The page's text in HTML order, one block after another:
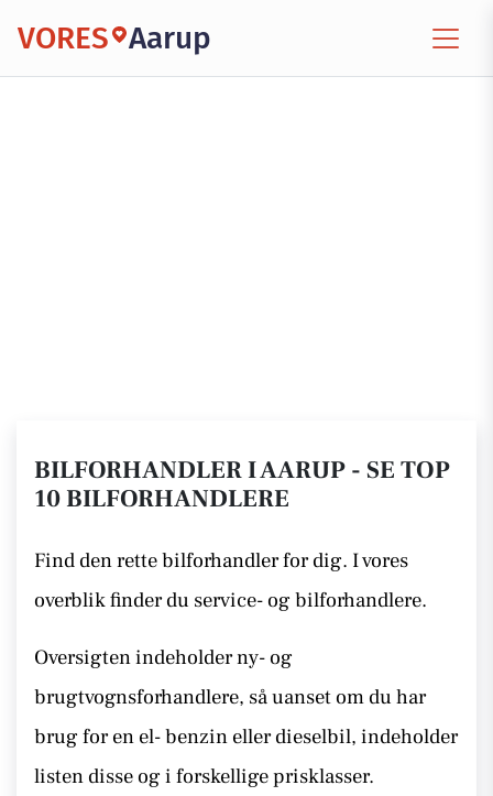
VORES Aarup
BILFORHANDLER I AARUP - SE TOP
10 BILFORHANDLERE
Find den rette bilforhandler for dig. I vores
overblik finder du service- og bilforhandlere.
Oversigten indeholder ny- og
brugtvognsforhandlere, så uanset om du har
brug for en el- benzin eller dieselbil, indeholder
listen disseog i forskellige prisklasser.